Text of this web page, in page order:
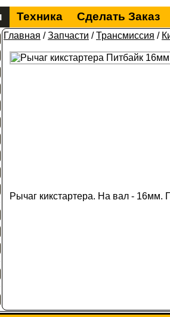
Техника Сделать Заказ
Главная /Запчасти /Трансмиссия /
Рычаг кикстартера. На вал - 16мм.